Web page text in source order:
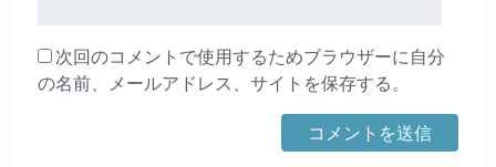
次回のコメントで使用するためブラウザーに自分
の名前、メールアドレス、サイトを保存する。